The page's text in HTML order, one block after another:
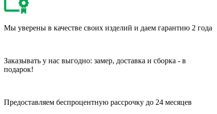
Мы уверены в качестве своих изделий и даем гарантию 2 года
Заказывать у нас выгодно: замер, доставка и сборка - в
подарок!
Предоставляем беспроцентную рассрочку до 24 месяцев